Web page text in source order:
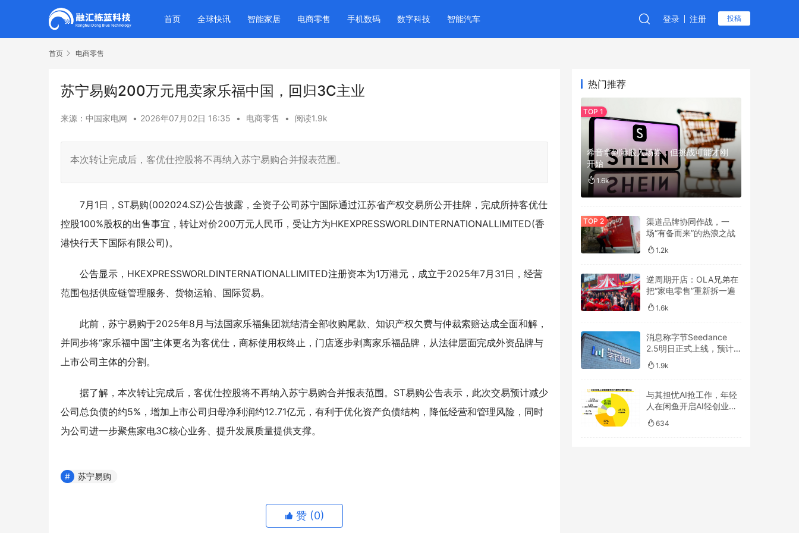
首页 全球快讯 智能家居 电商零售 手机数码 数字科技 智能汽车 登录 注册 投稿
首页 电商零售
苏宁易购200万元甩卖家乐福中国，回归3C主业
来源：中国家电网 • 2026年07月02日 16:35 • 电商零售 • 阅读1.9k
本次转让完成后，客优仕控股将不再纳入苏宁易购合并报表范围。
7月1日，ST易购(002024.SZ)公告披露，全资子公司苏宁国际通过江苏省产权交易所公开挂牌，完成所持客优仕
控股100%股权的出售事宜，转让对价200万元人民币，受让方为HKEXPRESSWORLDINTERNATIONALLIMITED(香
港快行天下国际有限公司)。
公告显示，HKEXPRESSWORLDINTERNATIONALLIMITED注册资本为1万港元，成立于2025年7月31日，经营
范围包括供应链管理服务、货物运输、国际贸易。
此前，苏宁易购于2025年8月与法国家乐福集团就结清全部收购尾款、知识产权欠费与仲裁索赔达成全面和解，
并同步将“家乐福中国”主体更名为客优仕，商标使用权终止，门店逐步剥离家乐福品牌，从法律层面完成外资品牌与
上市公司主体的分割。
据了解，本次转让完成后，客优仕控股将不再纳入苏宁易购合并报表范围。ST易购公告表示，此次交易预计减少
公司总负债的约5%，增加上市公司归母净利润约12.71亿元，有利于优化资产负债结构，降低经营和管理风险，同时
为公司进一步聚焦家电3C核心业务、提升发展质量提供支撑。
苏宁易购
赞 (0)
热门推荐
希音拿到港股入场券，但挑战可能才刚
开始
1.6k
渠道品牌协同作战，一
场“有备而来”的热浪之战
1.2k
逆周期开店：OLA兄弟在
把“家电零售”重新拆一遍
1.6k
消息称字节Seedance
2.5明日正式上线，预计
一周后开放API
1.9k
与其担忧AI抢工作，年轻
人在闲鱼开启AI轻创业浪
潮
634